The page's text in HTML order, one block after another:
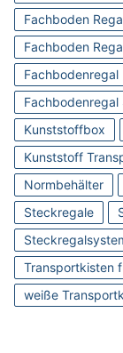
Fachboden
Fachboden
Fachbodenregal
Kunststoffbox
Kunststoff
Normbehälter
Steckregale
Transportkisten
weiße